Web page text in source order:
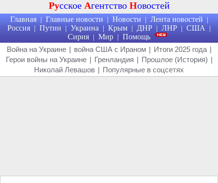
Русское Агентство Новостей
Главная | Главные новости | Новости | Лента новостей |
Россия | Путин | Украина | Крым | ДНР | ЛНР | США |
Сирия | Мир | Помощь
Война на Украине | война США с Ираном | Итоги 2025 года |
Герои войны на Украине | Гренландия | Прошлое (История) |
Николай Левашов | Популярные в соцсетях